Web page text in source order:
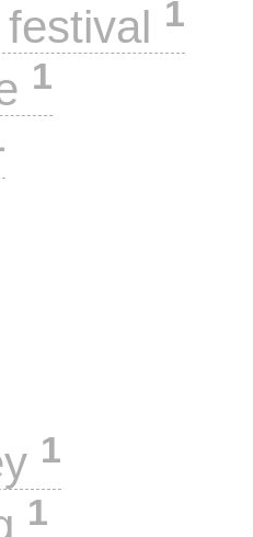
1
1
1
1